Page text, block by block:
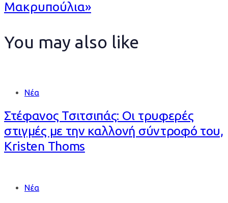
Μακρυπούλια»
You may also like
Νέα
Στέφανος Τσιτσιπάς: Οι τρυφερές
στιγμές με την καλλονή σύντροφό του,
Kristen Thoms
Νέα